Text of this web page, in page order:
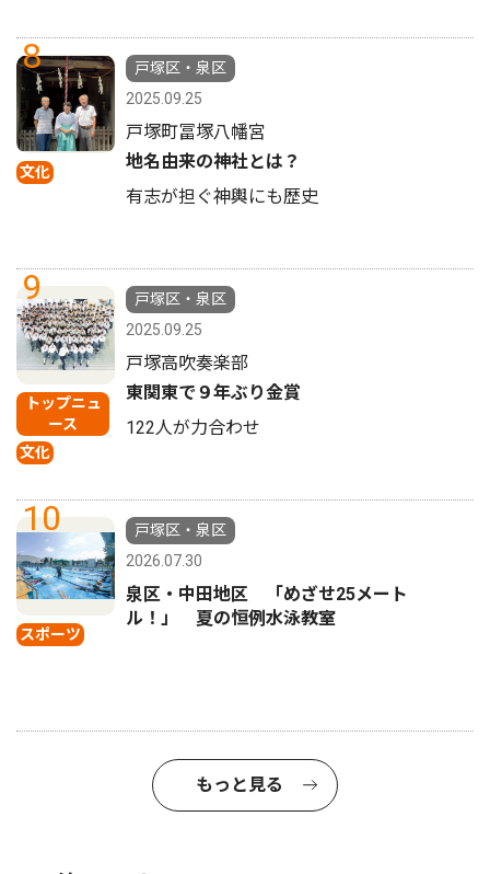
8
文化
戸塚区・泉区
2025.09.25
戸塚町冨塚八幡宮
地名由来の神社とは？
有志が担ぐ神輿にも歴史
9
トップニュ
ース
文化
戸塚区・泉区
2025.09.25
戸塚高吹奏楽部
東関東で９年ぶり金賞
122人が力合わせ
10
スポーツ
戸塚区・泉区
2026.07.30
泉区・中田地区 「めざせ25メート
ル！」 夏の恒例水泳教室
もっと見る